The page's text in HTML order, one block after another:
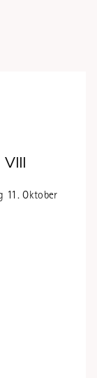
11. Oktober